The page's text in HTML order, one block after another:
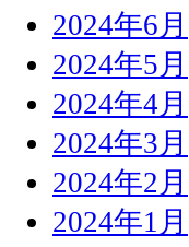
2024年6月
2024年5月
2024年4月
2024年3月
2024年2月
2024年1月